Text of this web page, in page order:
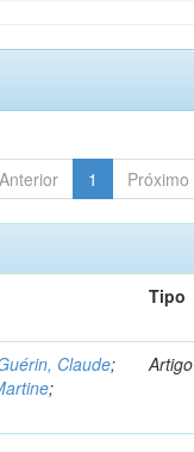
Anterior 1 Próximo
Tipo
Claude;
;
Artigo